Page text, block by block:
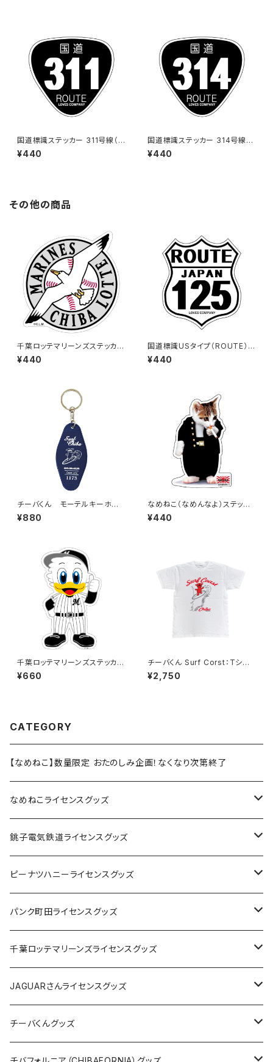
国道標識ステッカー 311号線（ブ
ラック）
¥440
国道標識ステッカー 314号線
（ブラック）
¥440
その他の商品
千葉ロッテマリーンズステッカー
15
¥440
国道標識USタイプ（ROUTE）ス
テッカー 125号線（ホワイト）
¥440
チーバくん モーテルキーホル
ダー design3
¥880
なめねこ（なめんなよ）ステッカ
ー E-2
¥440
千葉ロッテマリーンズステッカー
13（大）
¥660
チーバくん Surf Corst：Tシャ
ツ（White）
¥2,750
CATEGORY
【なめねこ】数量限定 おたのしみ企画！なくなり次第終了
なめねこライセンスグッズ
Tシャツ
キャップ
ステッカー
缶バッジ
ホテルキーホルダー
銚子電気鉄道ライセンスグッズ
ステッカー
缶バッジ
アクリルキーホルダー
ホテルキーホルダー
クリアファイル
Tシャツ
ピーナツハニーライセンスグッズ
Tシャツ
キャップ
バッグ
ステッカー
缶バッジ
パンク町田ライセンスグッズ
Tシャツ
キャップ
バッグ
ステッカー
千葉ロッテマリーンズライセンスグッズ
ステッカー
ステッカー
ステッカー大
缶バッジ
缶バッジ32mm
エコバッグ
JAGUARさんライセンスグッズ
Tシャツ
ステッカー
チーバくんグッズ
Tシャツ